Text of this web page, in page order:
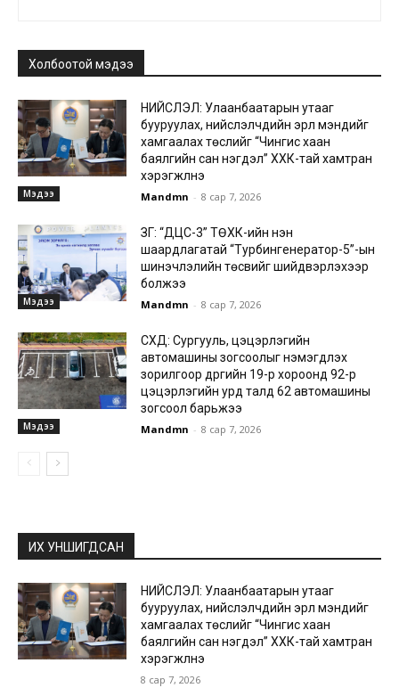
Холбоотой мэдээ
Мэдээ
НИЙСЛЭЛ: Улаанбаатарын утааг
бууруулах, нийслэлчүүдийн эрүүл мэндийг
хамгаалах төслийг “Чингис хаан
баялгийн сан нэгдэл” ХХК-тай хамтран
хэрэгжүүлнэ
Mandmn - 8 сар 7, 2026
Мэдээ
ЗГ: “ДЦС-3” ТӨХК-ийн нэн
шаардлагатай “Турбингенератор-5”-ын
шинэчлэлийн төсвийг шийдвэрлэхээр
болжээ
Mandmn - 8 сар 7, 2026
Мэдээ
СХД: Сургууль, цэцэрлэгийн
автомашины зогсоолыг нэмэгдүүлэх
зорилгоор дүүргийн 19-р хороонд 92-р
цэцэрлэгийн урд талд 62 автомашины
зогсоол барьжээ
Mandmn - 8 сар 7, 2026
ИХ УНШИГДСАН
НИЙСЛЭЛ: Улаанбаатарын утааг
бууруулах, нийслэлчүүдийн эрүүл мэндийг
хамгаалах төслийг “Чингис хаан
баялгийн сан нэгдэл” ХХК-тай хамтран
хэрэгжүүлнэ
8 сар 7, 2026